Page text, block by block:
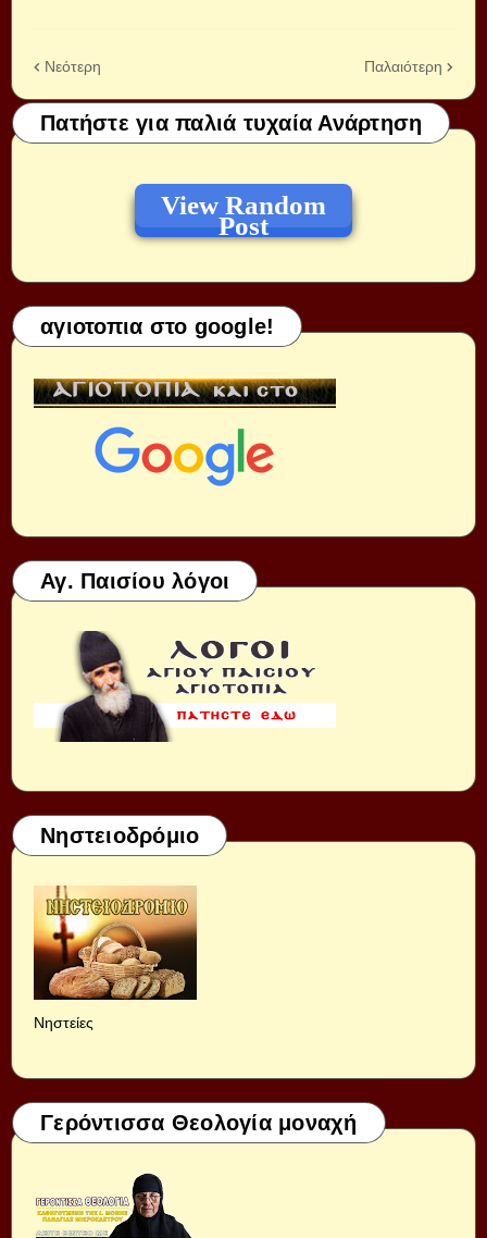
Νεότερη Παλαιότερη
Πατήστε για παλιά τυχαία Ανάρτηση
View Random
Post
αγιοτοπια στο google!
Αγ. Παισίου λόγοι
Νηστειοδρόμιο
Νηστείες
Γερόντισσα Θεολογία μοναχή